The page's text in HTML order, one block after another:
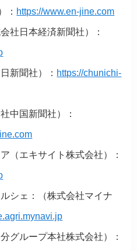
： https://www.en-jine.com
社日本経済新聞社）：
新聞社）： https://chunichi-
中国新聞社）：
（エキサイト株式会社）：
シェ：（株式会社マイナ
グループ本社株式会社）：